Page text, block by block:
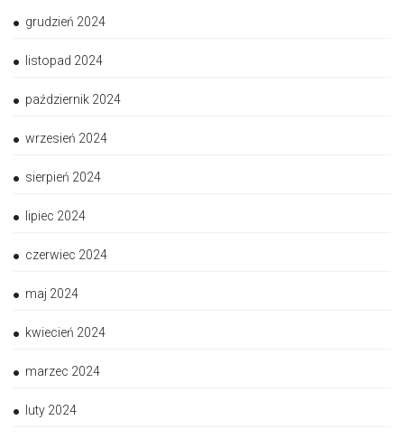
grudzień 2024
listopad 2024
październik 2024
wrzesień 2024
sierpień 2024
lipiec 2024
czerwiec 2024
maj 2024
kwiecień 2024
marzec 2024
luty 2024